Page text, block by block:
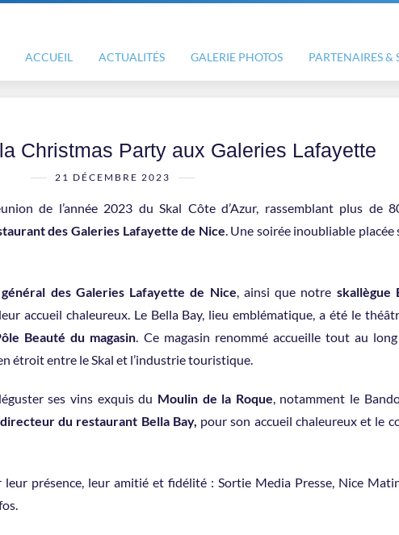
ACCUEIL ACTUALITÉS GALERIE PHOTOS PARTENAIRES &
Christmas Party aux Galeries Lafayette
21 DÉCEMBRE 2023
de l’année 2023 du Skal Côte d’Azur, rassemblant plus de
des Galeries Lafayette de Nice. Une soirée inoubliable placée
des Galeries Lafayette de Nice, ainsi que notre skallègue
accueil chaleureux. Le Bella Bay, lieu emblématique, a été le
Beauté du magasin. Ce magasin renommé accueille tout au long
étroit entre le Skal et l’industrie touristique.
ses vins exquis du Moulin de la Roque, notamment le
du restaurant Bella Bay, pour son accueil chaleureux et le
leur présence, leur amitié et fidélité : Sortie Media Presse, Nice